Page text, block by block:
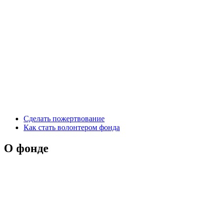
Сделать пожертвование
Как стать волонтером фонда
О фонде